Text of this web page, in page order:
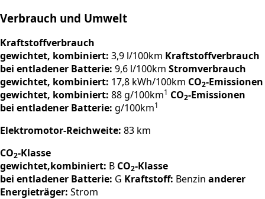
Verbrauch und Umwelt
Kraftstoffverbrauch
gewichtet, kombiniert: 3,9 l/100km Kraftstoffverbrauch
bei entladener Batterie: 9,6 l/100km Stromverbrauch
gewichtet, kombiniert: 17,8 kWh/100km CO2-Emissionen
gewichtet, kombiniert: 88 g/100km1 CO2-Emissionen
bei entladener Batterie: g/100km1
Elektromotor-Reichweite: 83 km
CO2-Klasse
gewichtet,kombiniert: B CO2-Klasse
bei entladener Batterie: G Kraftstoff: Benzin anderer
Energieträger: Strom